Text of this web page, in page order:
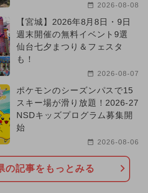
2026-08-08
【宮城】2026年8月8日・9日
週末開催の無料イベント9選
仙台七夕まつり＆フェスタ
も！
2026-08-07
ポケモンのシーズンパスで15
スキー場が滑り放題！2026-27
NSDキッズプログラム募集開
始
2026-08-06
の記事をもっとみる